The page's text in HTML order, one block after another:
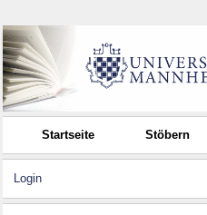
Startseite Stöbern
Login